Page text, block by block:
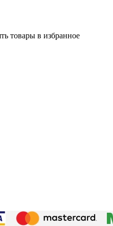
товары в избранное